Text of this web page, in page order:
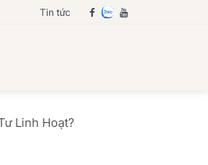
Tin tức
Linh Hoạt?